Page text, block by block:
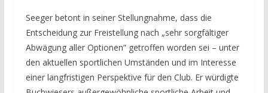
Seeger betont in seiner Stellungnahme, dass die
Entscheidung zur Freistellung nach „sehr sorgfältiger
Abwägung aller Optionen“ getroffen worden sei – unter
den aktuellen sportlichen Umständen und im Interesse
einer langfristigen Perspektive für den Club. Er würdigte